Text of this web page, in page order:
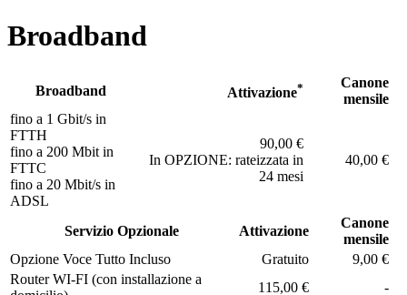
Broadband
Broadband Attivazione*
Canone
mensile
fino a 1 Gbit/s in
FTTH
fino a 200 Mbit in
FTTC
fino a 20 Mbit/s in
ADSL
90,00 €
In OPZIONE: rateizzata in
24 mesi
40,00 €
Servizio Opzionale Attivazione
Canone
mensile
Opzione Voce Tutto Incluso
Gratuito
9,00 €
Router WI-FI (con installazione a
115,00 € -